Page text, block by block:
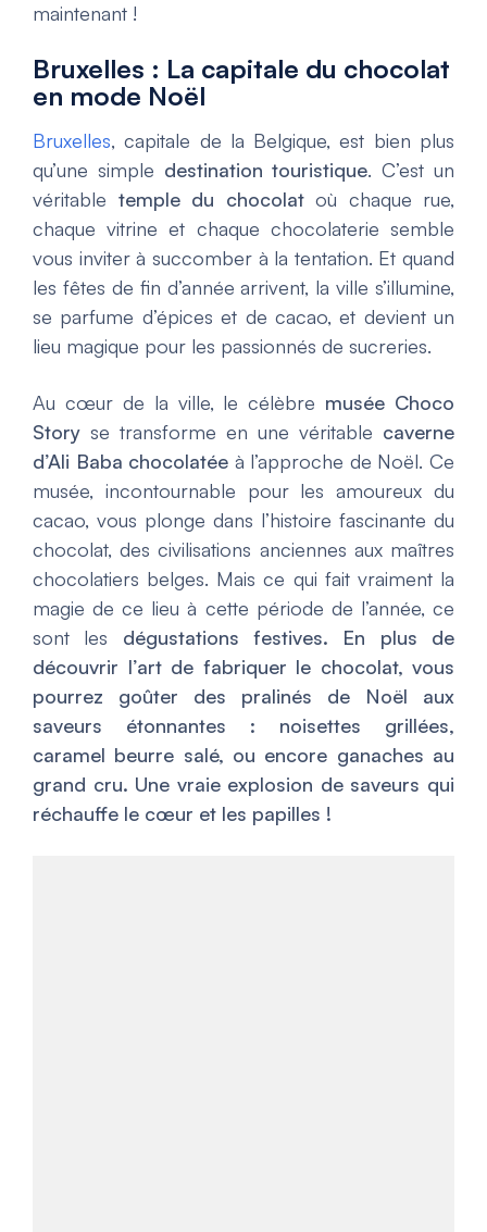
maintenant !
Bruxelles : La capitale du chocolat
en mode Noël
Bruxelles, capitale de la Belgique, est bien plus
qu’une simple destination touristique. C’est un
véritable temple du chocolatoù chaque rue,
chaque vitrine et chaque chocolaterie semble
vous inviter à succomber à la tentation. Et quand
les fêtes de fin d’année arrivent, la ville s’illumine,
se parfume d’épices et de cacao, et devient un
lieu magique pour les passionnés de sucreries.
Au cœur de la ville, le célèbre musée Choco
Story se transforme en une véritable caverne
d’Ali Baba chocolatée à l’approche de Noël. Ce
musée, incontournable pour les amoureux du
cacao, vous plonge dans l’histoire fascinante du
chocolat, des civilisations anciennes aux maîtres
chocolatiers belges. Mais ce qui fait vraiment la
magie de ce lieu à cette période de l’année, ce
sont les dégustations festives. En plus de
découvrir l’art de fabriquer le chocolat, vous
pourrez goûter des pralinés de Noël aux
saveurs étonnantes : noisettes grillées,
caramel beurre salé, ou encore ganaches au
grand cru. Une vraie explosion de saveurs qui
réchauffe le cœur et les papilles !